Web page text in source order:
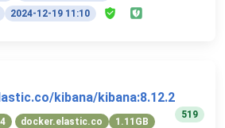
2024-12-19 11:10
kibana/kibana:8.12.2
docker.elastic.co
1.11GB
519